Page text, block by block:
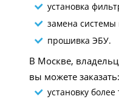
установка
замена системы
прошивка ЭБУ.
В Москве,
вы можете заказать:
установку